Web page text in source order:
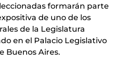
formarán parte
de uno de los
de la Legislatura
en el Palacio Legislativo
Buenos Aires.